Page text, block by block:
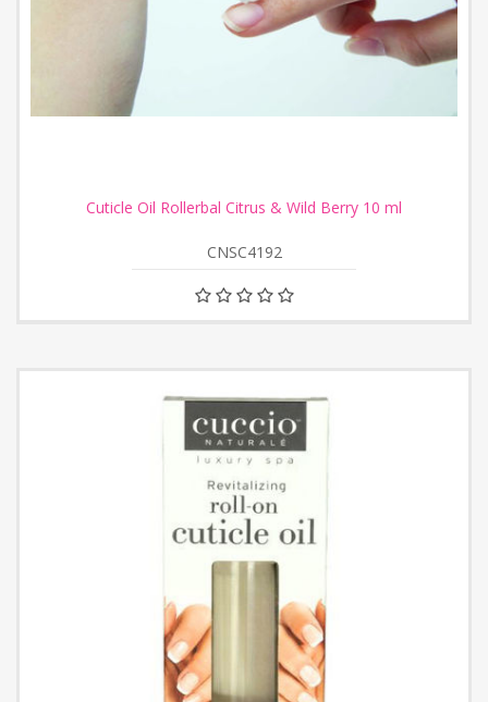
Cuticle Oil Rollerbal Citrus & Wild Berry 10 ml
CNSC4192